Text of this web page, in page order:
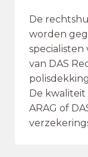
De
worden
specialisten
van DAS
De
ARAG of